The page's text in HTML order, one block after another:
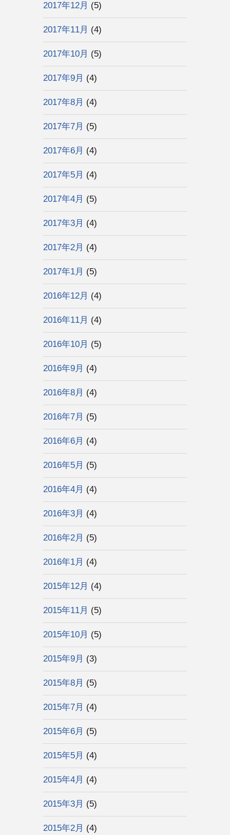
2017年12月 (5)
2017年11月 (4)
2017年10月 (5)
2017年9月 (4)
2017年8月 (4)
2017年7月 (5)
2017年6月 (4)
2017年5月 (4)
2017年4月 (5)
2017年3月 (4)
2017年2月 (4)
2017年1月 (5)
2016年12月 (4)
2016年11月 (4)
2016年10月 (5)
2016年9月 (4)
2016年8月 (4)
2016年7月 (5)
2016年6月 (4)
2016年5月 (5)
2016年4月 (4)
2016年3月 (4)
2016年2月 (5)
2016年1月 (4)
2015年12月 (4)
2015年11月 (5)
2015年10月 (5)
2015年9月 (3)
2015年8月 (5)
2015年7月 (4)
2015年6月 (5)
2015年5月 (4)
2015年4月 (4)
2015年3月 (5)
2015年2月 (4)